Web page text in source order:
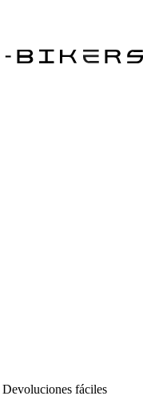
Devoluciones fáciles